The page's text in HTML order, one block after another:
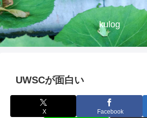
kulog
UWSCが面白い
X Facebook